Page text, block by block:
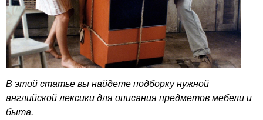
В этой статье вы найдете подборку нужной
английской лексики для описания предметов мебели и
быта.